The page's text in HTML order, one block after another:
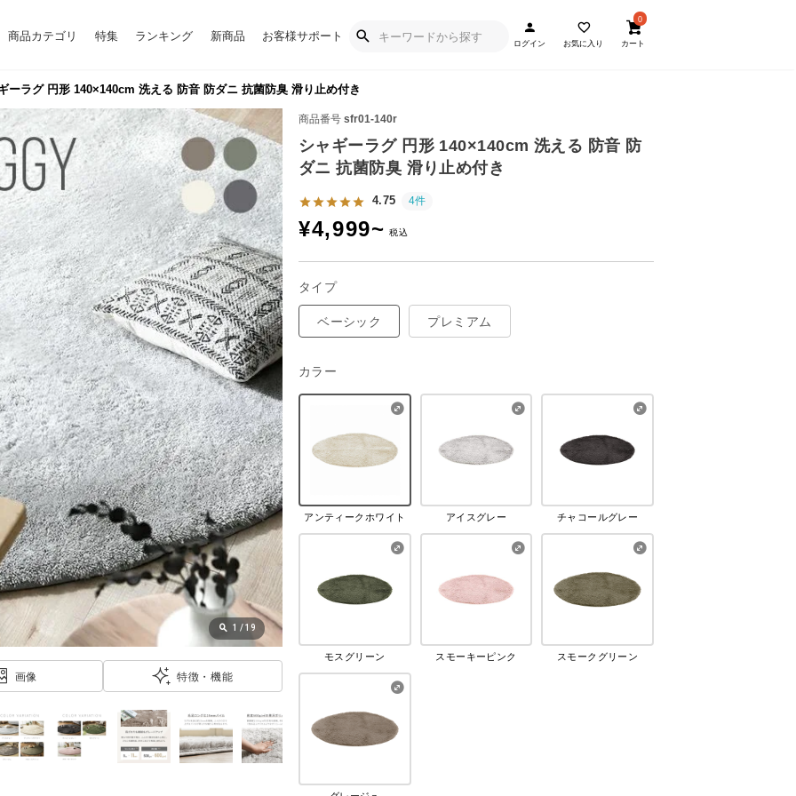
商品カテゴリ 特集 ランキング 新商品 お客様サポート
ログイン お気に入り
0
カート
ーラグ 円形 140×140cm 洗える 防音 防ダニ 抗菌防臭 滑り止め付き
商品番号 sfr01-140r
シャギーラグ 円形 140×140cm 洗える 防音 防
ダニ 抗菌防臭 滑り止め付き
4.75 4件
¥4,999~
タイプ
ベーシック プレミアム
カラー
アンティークホワイト アイスグレー チャコールグレー
モスグリーン スモーキーピンク スモークグリーン
1 /19
画像 特徴・機能